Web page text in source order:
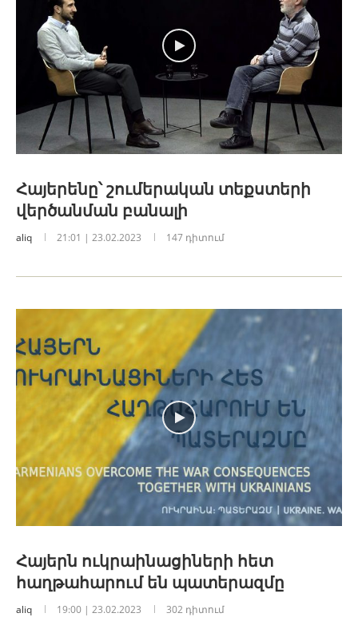
Հայերենը՝ շումերական տեքստերի
վերծանման բանալի
aliq 21:01 | 23.02.2023 147 դիտում
Հայերն ուկրաինացիների հետ
հաղթահարում են պատերազմը
aliq 19:00 | 23.02.2023 302 դիտում